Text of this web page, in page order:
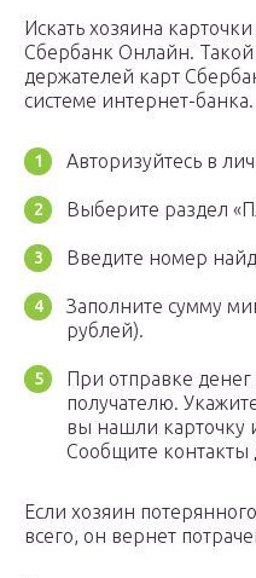
Искать хозяина
Сбербанк Онлайн. Такой
держателей карт
системе интернет-банка.
Авторизуйтесь в
Выберите раздел
Введите номер
Заполните сумму
рублей).
При отправке
получателю.
вы нашли карточку
Сообщите контакты
Если хозяин
всего, он вернет